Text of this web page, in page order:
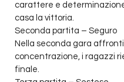
carattere e
casa la vittoria.
Seconda partita – Seguro
Nella seconda gara
concentrazione, i ragazzi
finale.